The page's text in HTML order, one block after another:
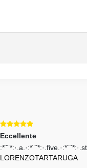
Eccellente
LORENZOTARTARUGA